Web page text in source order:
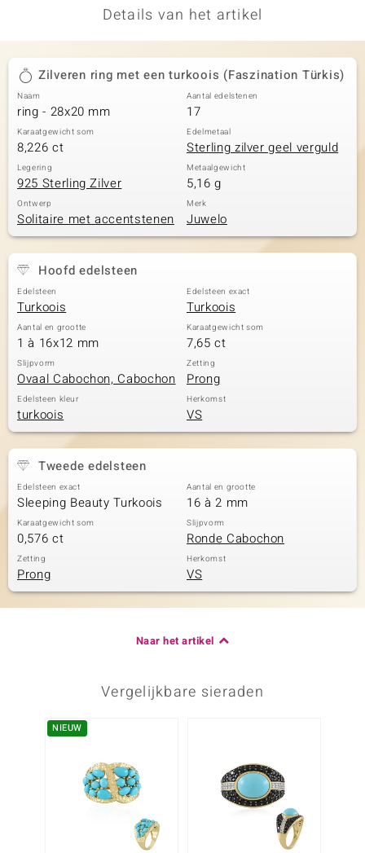
Details van het artikel
Zilveren ring met een turkoois (Faszination Türkis)
Naam
ring - 28x20 mm
Aantal edelstenen
17
Karaatgewicht som
8,226 ct
Edelmetaal
Sterling zilver geel verguld
Legering
925 Sterling Zilver
Metaalgewicht
5,16 g
Ontwerp
Solitaire met accentstenen
Merk
Juwelo
Hoofd edelsteen
Edelsteen
Turkoois
Edelsteen exact
Turkoois
Aantal en grootte
1 à 16x12 mm
Karaatgewicht som
7,65 ct
Slijpvorm
Ovaal Cabochon, Cabochon
Zetting
Prong
Edelsteen kleur
turkoois
Herkomst
VS
Tweede edelsteen
Edelsteen exact
Sleeping Beauty Turkoois
Aantal en grootte
16 à 2 mm
Karaatgewicht som
0,576 ct
Slijpvorm
Ronde Cabochon
Zetting
Prong
Herkomst
VS
Naar het artikel
Vergelijkbare sieraden
NIEUW